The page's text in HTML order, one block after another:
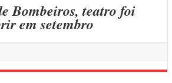
Bombeiros, teatro foi
em setembro